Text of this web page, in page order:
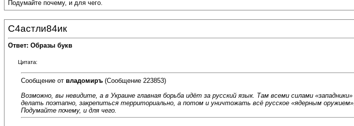
Подумайте почему, и для чего.
С4астли84ик
Ответ: Образы букв
Цитата:
Сообщение от владомиръ (Сообщение 223853)
Возможно, вы невидите, а в Украине главная борьба идёт за русский язык. Там всеми силами
делать поэтапно, закрепиться территориально, а потом и уничтожать всё русское «ядерным
Подумайте почему, и для чего.